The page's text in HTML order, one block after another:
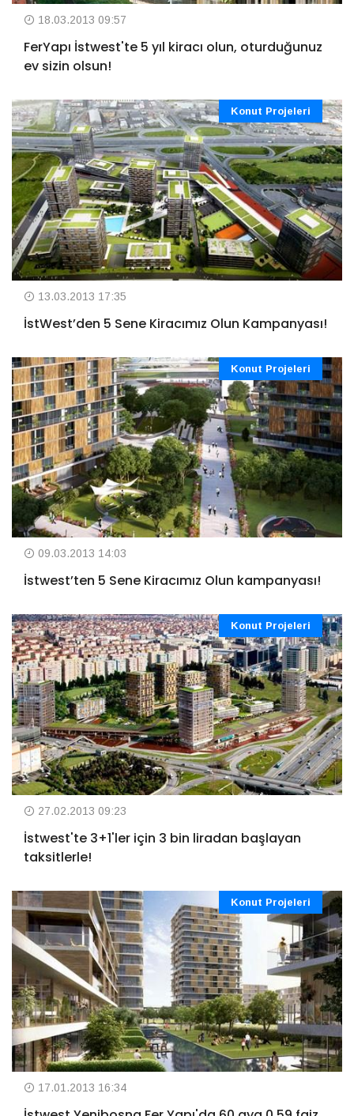
18.03.2013 09:57
FerYapı İstwest'te 5 yıl kiracı olun, oturduğunuz
ev sizin olsun!
Konut Projeleri
13.03.2013 17:35
İstWest’den 5 Sene Kiracımız Olun Kampanyası!
Konut Projeleri
09.03.2013 14:03
İstwest’ten 5 Sene Kiracımız Olun kampanyası!
Konut Projeleri
27.02.2013 09:23
İstwest'te 3+1'ler için 3 bin liradan başlayan
taksitlerle!
Konut Projeleri
17.01.2013 16:34